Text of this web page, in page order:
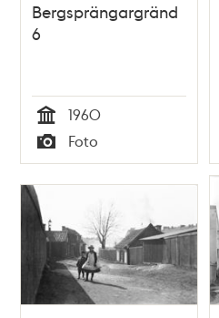
Bergsprängargränd
6
Tid
1960
Typ
Foto